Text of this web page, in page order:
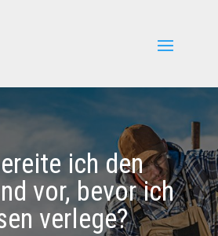
ich den
vor, bevor ich
verlege?